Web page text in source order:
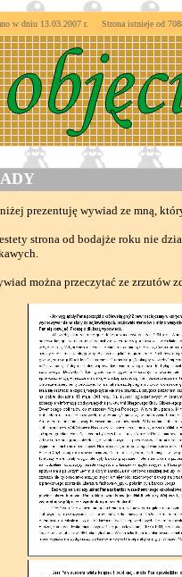
w dniu 13.03.2007 r. Strona istnieje od
prezentuję wywiad ze mną,
strona od bodajże roku nie
można przeczytać ze zrzutów